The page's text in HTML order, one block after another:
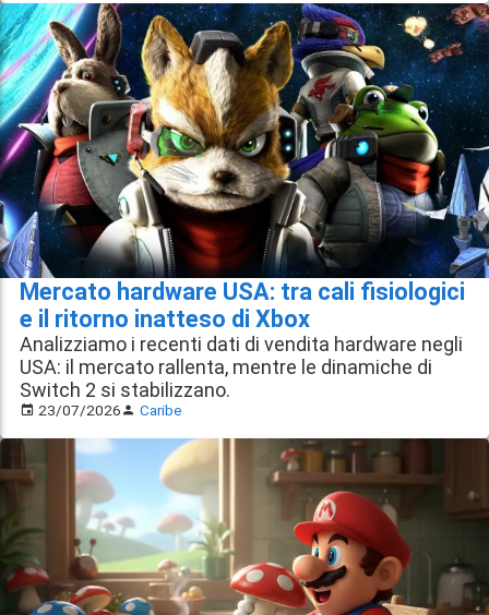
Mercato hardware USA: tra cali fisiologici
e il ritorno inatteso di Xbox
Analizziamo i recenti dati di vendita hardware negli
USA: il mercato rallenta, mentre le dinamiche di
Switch 2 si stabilizzano.
23/07/2026 Caribe